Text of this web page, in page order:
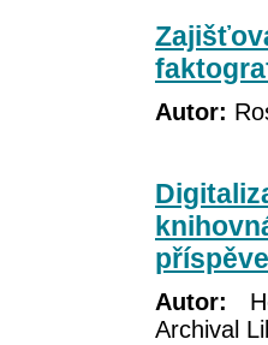
Autor:
Autor:
Archival